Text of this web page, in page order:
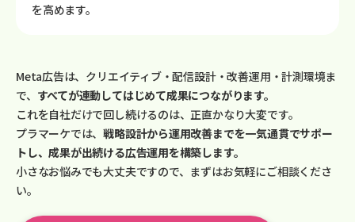
を高めます。
Meta広告は、クリエイティブ・配信設計・改善運用・計測環境ま
で、 すべてが連動してはじめて成果につながります。
これを自社だけで回し続けるのは、正直かなり大変です。
プラマーケでは、戦略設計から運用改善までを一気通貫でサポー
トし、成果が出続ける広告運用を構築します。
小さなお悩みでも大丈夫ですので、まずはお気軽にご相談くださ
い。